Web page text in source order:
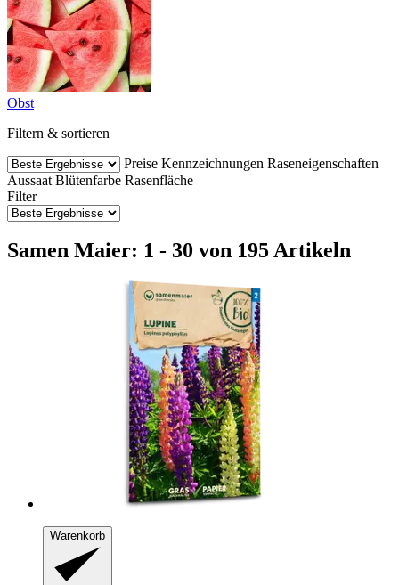
Obst
Filtern & sortieren
Preise Kennzeichnungen Raseneigenschaften
Aussaat Blütenfarbe Rasenfläche
Filter
Samen Maier: 1 - 30 von 195 Artikeln
Warenkorb